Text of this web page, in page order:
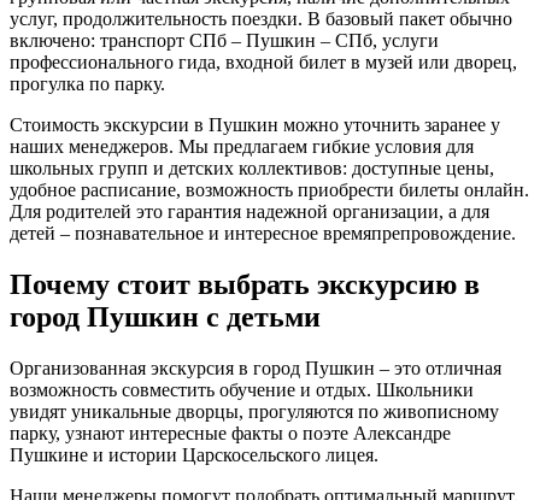
услуг, продолжительность поездки. В базовый пакет обычно
включено: транспорт СПб – Пушкин – СПб, услуги
профессионального гида, входной билет в музей или дворец,
прогулка по парку.
Стоимость экскурсии в Пушкин можно уточнить заранее у
наших менеджеров. Мы предлагаем гибкие условия для
школьных групп и детских коллективов: доступные цены,
удобное расписание, возможность приобрести билеты онлайн.
Для родителей это гарантия надежной организации, а для
детей – познавательное и интересное времяпрепровождение.
Почему стоит выбрать экскурсию в
город Пушкин с детьми
Организованная экскурсия в город Пушкин – это отличная
возможность совместить обучение и отдых. Школьники
увидят уникальные дворцы, прогуляются по живописному
парку, узнают интересные факты о поэте Александре
Пушкине и истории Царскосельского лицея.
Наши менеджеры помогут подобрать оптимальный маршрут,